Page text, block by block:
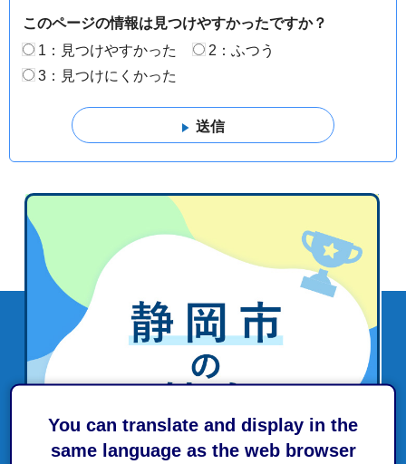
You can translate and display in the
same language as the web browser
このページの情報は見つけやすかったですか？
1：見つけやすかった
2：ふつう
3：見つけにくかった